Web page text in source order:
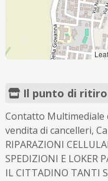
Il punto di ritiro
Contatto Multimediale
vendita di cancelleri,
RIPARAZIONI
SPEDIZIONI E LOKER
IL CITTADINO TANTI